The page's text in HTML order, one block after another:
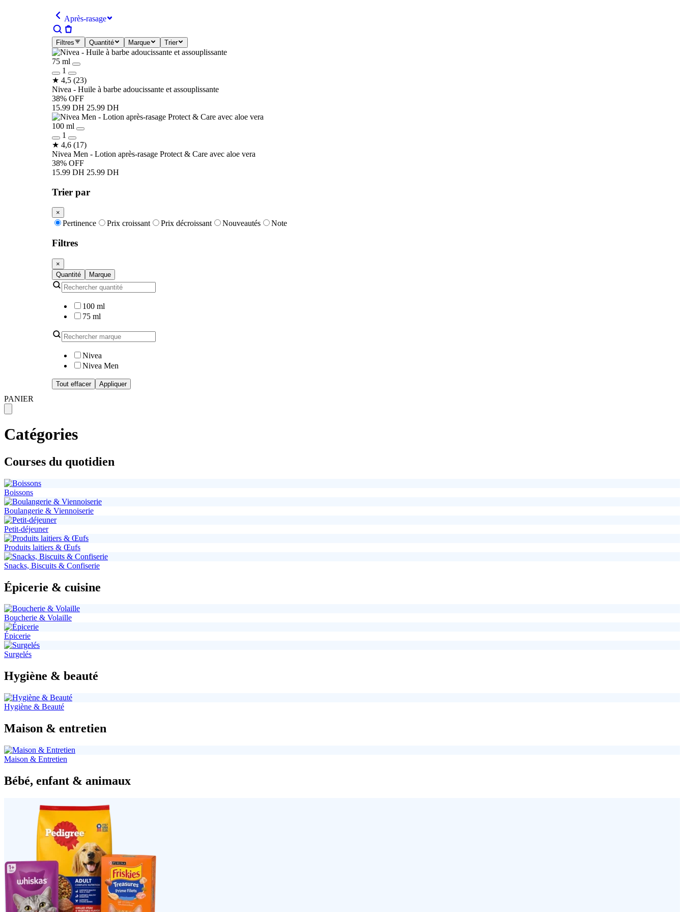
Après-rasage
Filtres Quantité Marque Trier
75 ml
1
★ 4,5 (23)
Nivea - Huile à barbe adoucissante et assouplissante
38% OFF
15.99 DH 25.99 DH
100 ml
1
★ 4,6 (17)
Nivea Men - Lotion après-rasage Protect & Care avec aloe vera
38% OFF
15.99 DH 25.99 DH
Trier par
×
Pertinence Prix croissant Prix décroissant Nouveautés Note
Filtres
×
Quantité
Marque
100 ml
75 ml
Nivea
Nivea Men
Tout effacer Appliquer
PANIER
Catégories
Courses du quotidien
Boissons
Boulangerie & Viennoiserie
Petit-déjeuner
Produits laitiers & Œufs
Snacks, Biscuits & Confiserie
Épicerie & cuisine
Boucherie & Volaille
Épicerie
Surgelés
Hygiène & beauté
Hygiène & Beauté
Maison & entretien
Maison & Entretien
Bébé, enfant & animaux